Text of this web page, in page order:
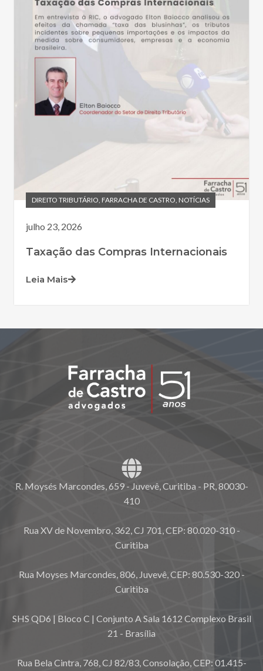
DIREITO TRIBUTÁRIO, FARRACHA DE CASTRO, NOTÍCIAS
julho 23, 2026
Taxação das Compras Internacionais
Leia Mais
R. Moysés Marcondes, 659 - Juvevê, Curitiba - PR, 80030-
410
Rua XV de Novembro, 362, CJ 701, CEP: 80.020-310 -
Curitiba
Rua Moyses Marcondes, 806, Juvevê, CEP: 80.530-320 -
Curitiba
SHS QD6 | Bloco C | Conjunto A Sala 1612 Complexo Brasil
21 - Brasília
Rua Bela Cintra, 768, CJ 82/83, Consolação, CEP: 01.415-